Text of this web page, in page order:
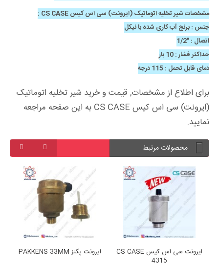
مشخصات شیر تخلیه اتوماتیک (ایرونت) سی اس کیس CS CASE :
جنس : برنج آب کاری شده با نیکل
اتصال : "1/2
حداکثر فشار : 10 بار
دمای قابل تحمل : 115 درجه
برای اطلاع از مشخصات, قیمت و خرید شیر تخلیه اتوماتیک
(ایرونت) سی اس کیس CS CASE به این صفحه مراجعه
نمایید.
محصولات مرتبط
ایرونت پکنز PAKKENS 33MM
ایرونت سی اس کیس CS CASE
4315